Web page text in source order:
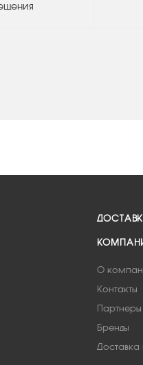
О
Контакты
Партнеры
Бренды
Доставка